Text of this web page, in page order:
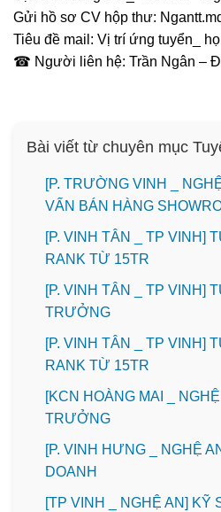
Gửi hồ sơ CV hộp thư:
Tiêu đề mail: Vị trí ứng tuyển_
☎ Người liên hệ: Trần Ngân –
Bài viết từ chuyên mục
[P. TRƯỜNG VINH _
VẤN BÁN HÀNG
[P. VINH TÂN _ TP VINH]
RANK TỪ 15TR
[P. VINH TÂN _ TP VINH]
TRƯỞNG
[P. VINH TÂN _ TP VINH]
RANK TỪ 15TR
️[KCN HOÀNG MAI _
TRƯỞNG
️[P. VINH HƯNG _ NGHỆ
DOANH
[TP VINH _ NGHỆ AN] KỸ